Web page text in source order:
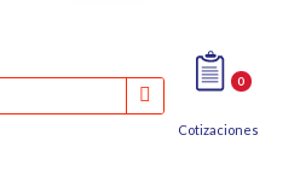
0
Cotizaciones